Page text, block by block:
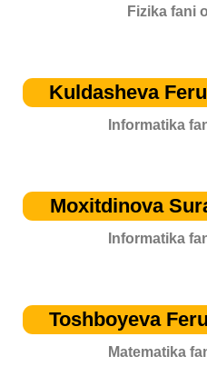
Fizika fani
Kuldasheva
Informatika
Moxitdinova
Informatika
Toshboyeva
Matematika